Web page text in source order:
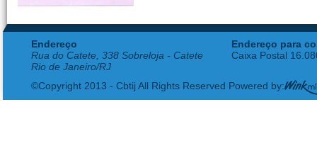
Endereço
Rua do Catete, 338 Sobreloja - Catete
Rio de Janeiro/RJ
Endereço para
Caixa Postal
©Copyright 2013 - Cbtij All Rights Reserved Powered by: